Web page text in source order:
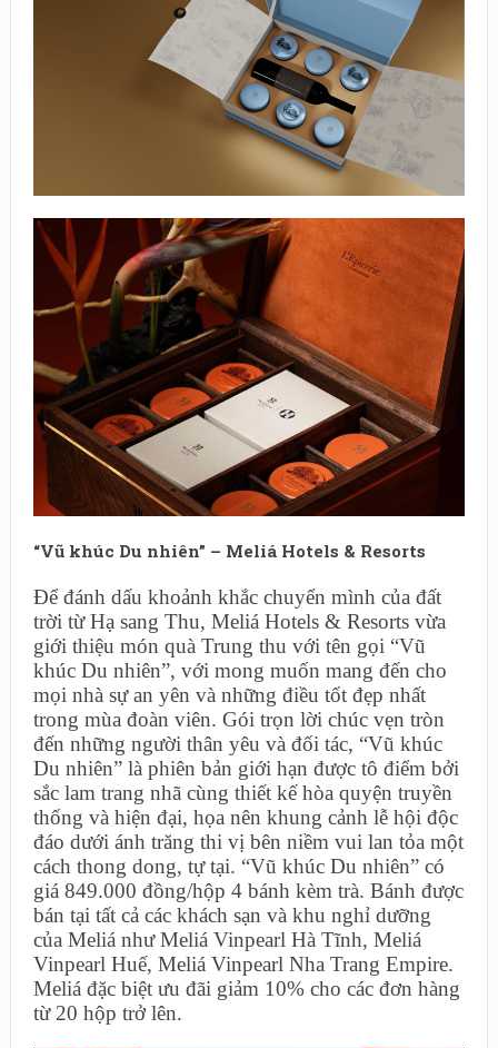
“Vũ khúc Du nhiên” – Meliá Hotels & Resorts
Để đánh dấu khoảnh khắc chuyển mình của đất
trời từ Hạ sang Thu, Meliá Hotels & Resorts vừa
giới thiệu món quà Trung thu với tên gọi “Vũ
khúc Du nhiên”, với mong muốn mang đến cho
mọi nhà sự an yên và những điều tốt đẹp nhất
trong mùa đoàn viên. Gói trọn lời chúc vẹn tròn
đến những người thân yêu và đối tác, “Vũ khúc
Du nhiên” là phiên bản giới hạn được tô điểm bởi
sắc lam trang nhã cùng thiết kế hòa quyện truyền
thống và hiện đại, họa nên khung cảnh lễ hội độc
đáo dưới ánh trăng thi vị bên niềm vui lan tỏa một
cách thong dong, tự tại. “Vũ khúc Du nhiên” có
giá 849.000 đồng/hộp 4 bánh kèm trà. Bánh được
bán tại tất cả các khách sạn và khu nghỉ dưỡng
của Meliá như Meliá Vinpearl Hà Tĩnh, Meliá
Vinpearl Huế, Meliá Vinpearl Nha Trang Empire.
Meliá đặc biệt ưu đãi giảm 10% cho các đơn hàng
từ 20 hộp trở lên.